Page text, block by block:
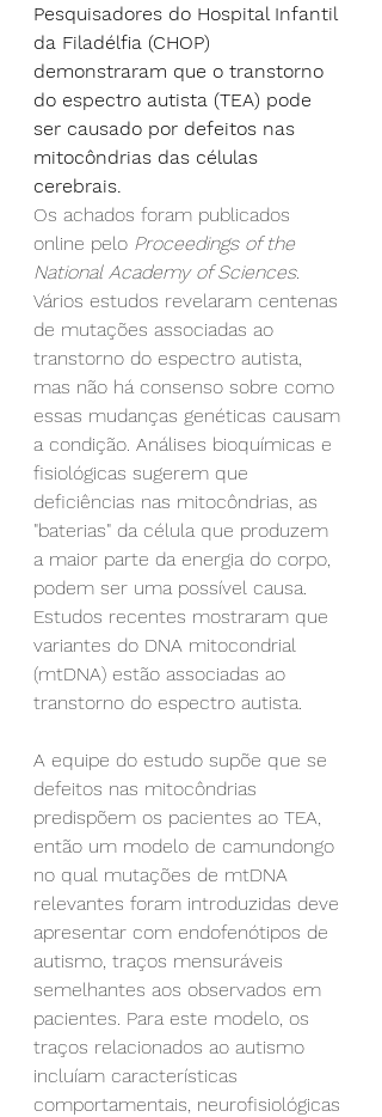
Pesquisadores do Hospital Infantil
da Filadélfia (CHOP)
demonstraram que o transtorno
do espectro autista (TEA) pode
ser causado por defeitos nas
mitocôndrias das células
cerebrais.
Os achados foram publicados
online pelo Proceedings of the
National Academy of Sciences.
Vários estudos revelaram centenas
de mutações associadas ao
transtorno do espectro autista,
mas não há consenso sobre como
essas mudanças genéticas causam
a condição. Análises bioquímicas e
fisiológicas sugerem que
deficiências nas mitocôndrias, as
"baterias" da célula que produzem
a maior parte da energia do corpo,
podem ser uma possível causa.
Estudos recentes mostraram que
variantes do DNA mitocondrial
(mtDNA) estão associadas ao
transtorno do espectro autista.
A equipe do estudo supõe que se
defeitos nas mitocôndrias
predispõem os pacientes ao TEA,
então um modelo de camundongo
no qual mutações de mtDNA
relevantes foram introduzidas deve
apresentar com endofenótipos de
autismo, traços mensuráveis
semelhantes aos observados em
pacientes. Para este modelo, os
traços relacionados ao autismo
incluíam características
comportamentais, neurofisiológicas